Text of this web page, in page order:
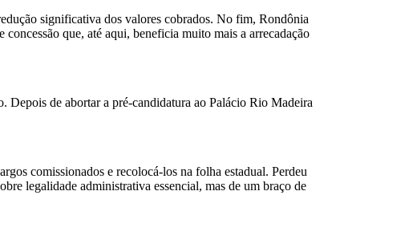
significativa dos valores cobrados. No fim, Rondônia
que, até aqui, beneficia muito mais a arrecadação
Depois de abortar a pré-candidatura ao Palácio Rio Madeira
comissionados e recolocá-los na folha estadual. Perdeu
legalidade administrativa essencial, mas de um braço de